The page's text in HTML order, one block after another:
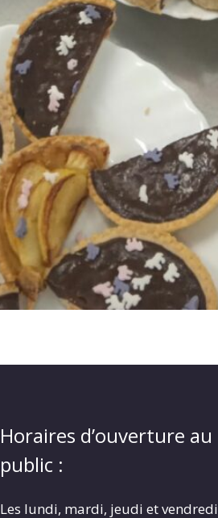
Horaires d’ouverture au
public :
Les lundi, mardi, jeudi et vendredi